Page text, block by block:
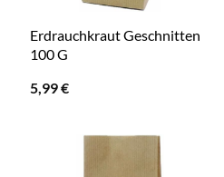
Erdrauchkraut Geschnitten
100 G
5,99€